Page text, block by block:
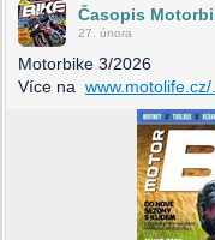
Časopis
27. února
Motorbike 3/2026
Více na